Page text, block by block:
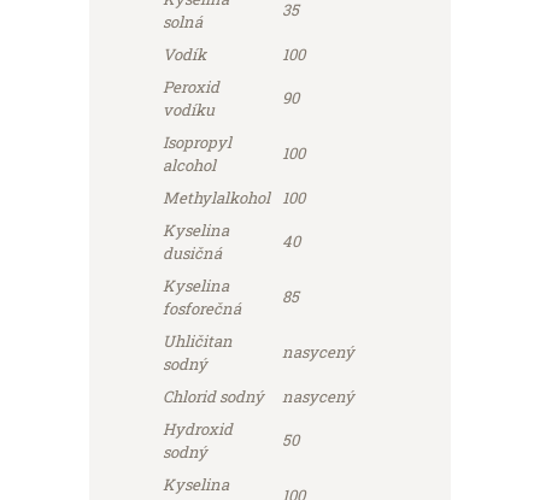
solná
35
Vodík
100
Peroxid
vodíku
90
Isopropyl
alcohol
100
Methylalkohol
100
Kyselina
dusičná
40
Kyselina
fosforečná
85
Uhličitan
sodný
nasycený
Chlorid sodný
nasycený
Hydroxid
sodný
50
Kyselina
100